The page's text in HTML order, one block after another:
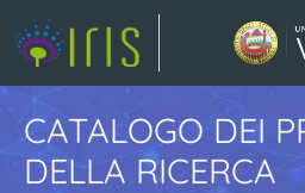
CATALOGO DEI
DELLA RICERCA